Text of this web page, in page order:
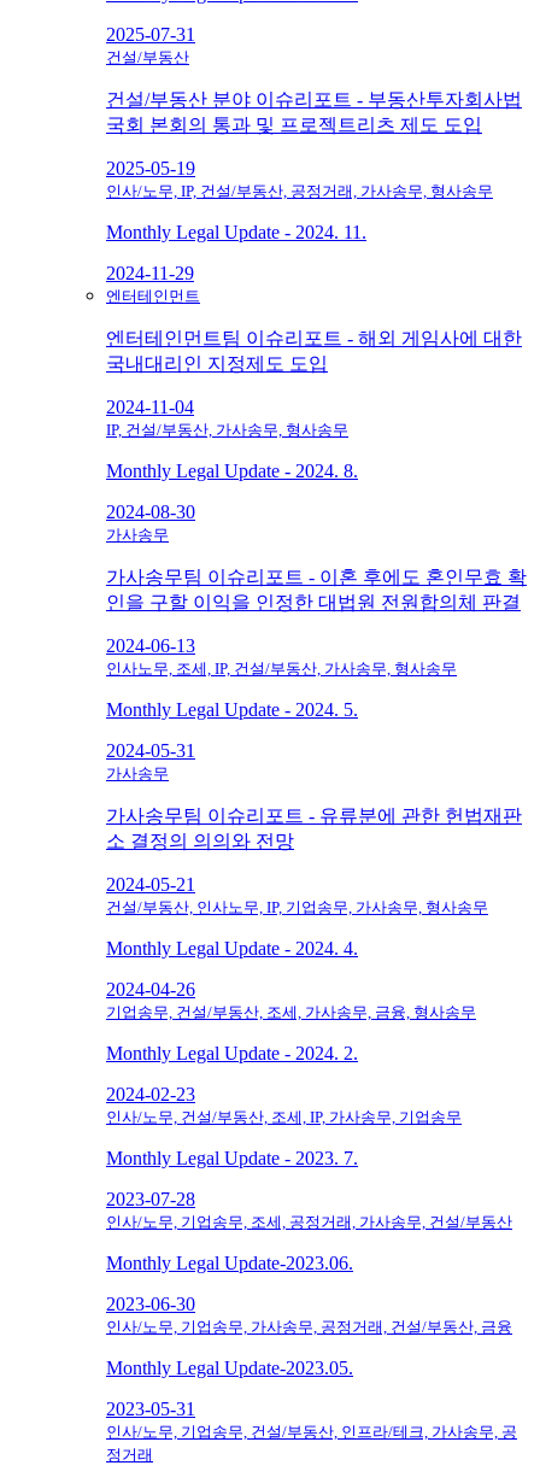
2025-07-31
건설/부동산
건설/부동산 분야 이슈리포트 - 부동산투자회사법
국회 본회의 통과 및 프로젝트리츠 제도 도입
2025-05-19
인사/노무, IP, 건설/부동산, 공정거래, 가사송무, 형사송무
Monthly Legal Update - 2024. 11.
2024-11-29
엔터테인먼트
엔터테인먼트팀 이슈리포트 - 해외 게임사에 대한
국내대리인 지정제도 도입
2024-11-04
IP, 건설/부동산, 가사송무, 형사송무
Monthly Legal Update - 2024. 8.
2024-08-30
가사송무
가사송무팀 이슈리포트 - 이혼 후에도 혼인무효 확
인을 구할 이익을 인정한 대법원 전원합의체 판결
2024-06-13
인사노무, 조세, IP, 건설/부동산, 가사송무, 형사송무
Monthly Legal Update - 2024. 5.
2024-05-31
가사송무
가사송무팀 이슈리포트 - 유류분에 관한 헌법재판
소 결정의 의의와 전망
2024-05-21
건설/부동산, 인사노무, IP, 기업송무, 가사송무, 형사송무
Monthly Legal Update - 2024. 4.
2024-04-26
기업송무, 건설/부동산, 조세, 가사송무, 금융, 형사송무
Monthly Legal Update - 2024. 2.
2024-02-23
인사/노무, 건설/부동산, 조세, IP, 가사송무, 기업송무
Monthly Legal Update - 2023. 7.
2023-07-28
인사/노무, 기업송무, 조세, 공정거래, 가사송무, 건설/부동산
Monthly Legal Update-2023.06.
2023-06-30
인사/노무, 기업송무, 가사송무, 공정거래, 건설/부동산, 금융
Monthly Legal Update-2023.05.
2023-05-31
인사/노무, 기업송무, 건설/부동산, 인프라/테크, 가사송무, 공
정거래